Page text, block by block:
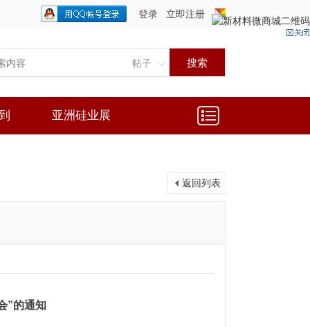
登录
立即注册
帖子 搜索
亚洲硅业展
返回列表
”的通知